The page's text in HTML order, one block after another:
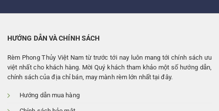
HƯỚNG DẪN VÀ CHÍNH SÁCH
Rèm Phong Thủy Việt Nam từ trước tới nay luôn mang tới chính sách ưu
việt nhất cho khách hàng. Mời Quý khách tham khảo một số hướng dẫn,
chính sách của địa chỉ bán, may mành rèm lớn nhất tại đây.
Hướng dẫn mua hàng